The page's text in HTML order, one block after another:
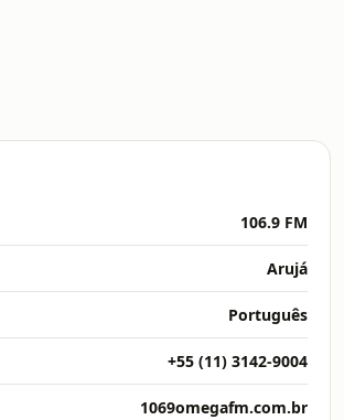
106.9 FM
Arujá
Português
+55 (11) 3142-9004
1069omegafm.com.br